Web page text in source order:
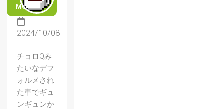
MORE
2024/10/08
チョロQみ
たいなデフ
ォルメされ
た車でギュ
ンギュンか